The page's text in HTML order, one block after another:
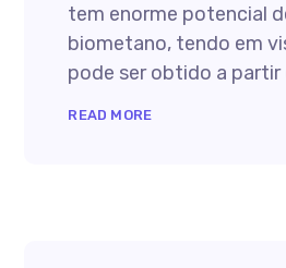
tem enorme potencial
biometano, tendo em
pode ser obtido a
READ MORE